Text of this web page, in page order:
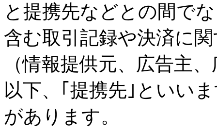
と提携先などとの間で
含む取引記録や決済に
（情報提供元、広告主
以下、｢提携先｣といい
があります。